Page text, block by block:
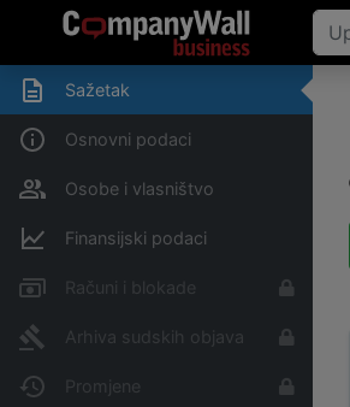
Sažetak
Osnovni podaci
Osobe i vlasništvo
Finansijski podaci
Računi i blokade
Arhiva sudskih objava
Promjene